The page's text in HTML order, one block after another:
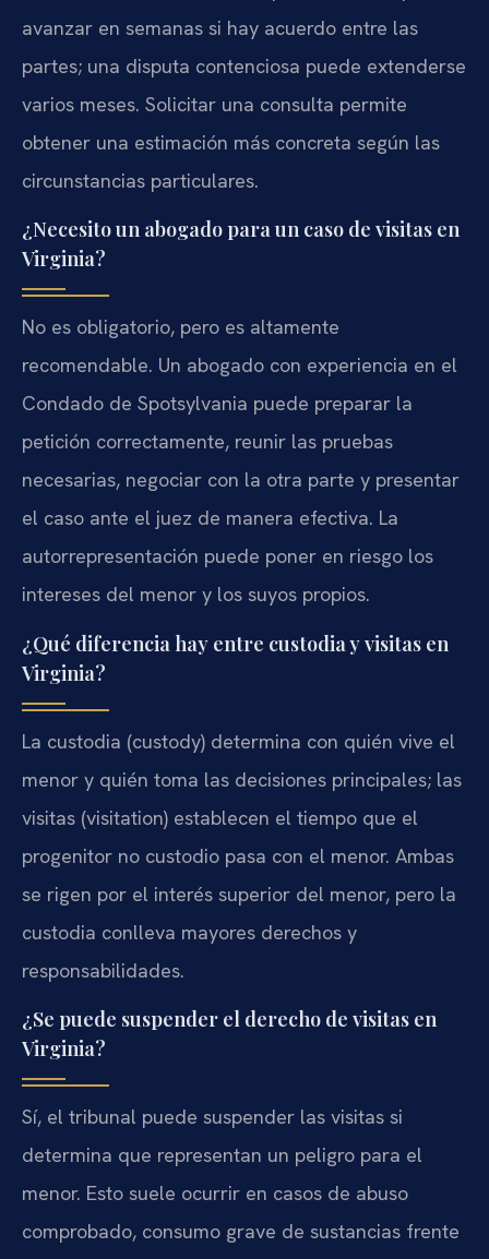
avanzar en semanas si hay acuerdo entre las
partes; una disputa contenciosa puede extenderse
varios meses. Solicitar una consulta permite
obtener una estimación más concreta según las
circunstancias particulares.
¿Necesito un abogado para un caso de visitas en
Virginia?
No es obligatorio, pero es altamente
recomendable. Un abogado con experiencia en el
Condado de Spotsylvania puede preparar la
petición correctamente, reunir las pruebas
necesarias, negociar con la otra parte y presentar
el caso ante el juez de manera efectiva. La
autorrepresentación puede poner en riesgo los
intereses del menor y los suyos propios.
¿Qué diferencia hay entre custodia y visitas en
Virginia?
La custodia (custody) determina con quién vive el
menor y quién toma las decisiones principales; las
visitas (visitation) establecen el tiempo que el
progenitor no custodio pasa con el menor. Ambas
se rigen por el interés superior del menor, pero la
custodia conlleva mayores derechos y
responsabilidades.
¿Se puede suspender el derecho de visitas en
Virginia?
Sí, el tribunal puede suspender las visitas si
determina que representan un peligro para el
menor. Esto suele ocurrir en casos de abuso
comprobado, consumo grave de sustancias frente